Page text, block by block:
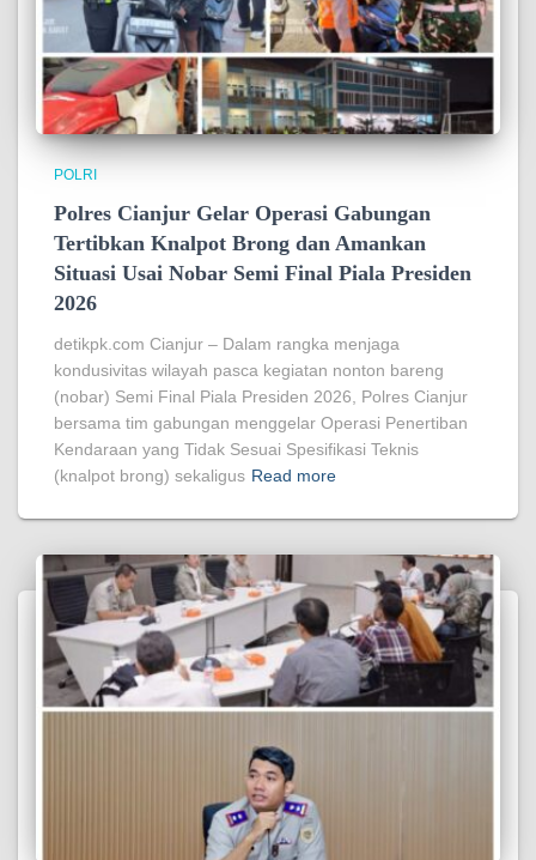
POLRI
Polres Cianjur Gelar Operasi Gabungan
Tertibkan Knalpot Brong dan Amankan
Situasi Usai Nobar Semi Final Piala Presiden
2026
detikpk.com Cianjur – Dalam rangka menjaga
kondusivitas wilayah pasca kegiatan nonton bareng
(nobar) Semi Final Piala Presiden 2026, Polres Cianjur
bersama tim gabungan menggelar Operasi Penertiban
Kendaraan yang Tidak Sesuai Spesifikasi Teknis
(knalpot brong) sekaligus Read more